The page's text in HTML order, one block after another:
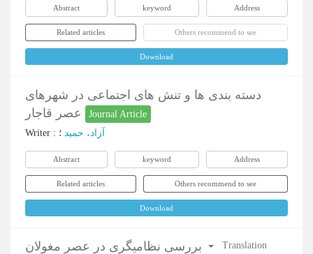
Abstract keyword Address
Related articles Others recommend to see
Download
دسته بندی ها و تنش های اجتماعی در شهرهای
Journal Article
Writer : آزاد، حمید ؛
Abstract keyword Address
Related articles Others recommend to see
Download
بررسی نظامیگری در عصر مغولان Translation